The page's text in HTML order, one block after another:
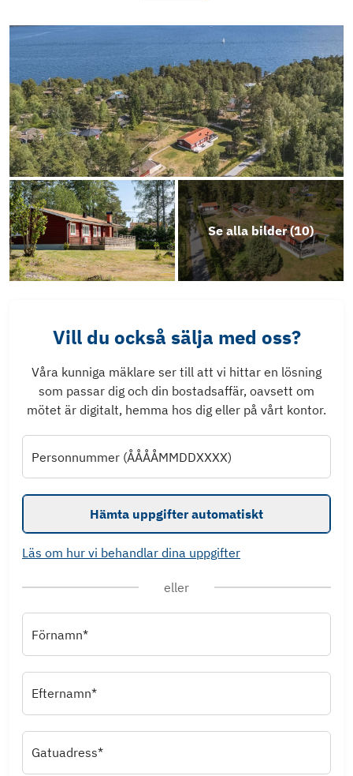
Se alla bilder (10)
Vill du också sälja med oss?
Våra kunniga mäklare ser till att vi hittar en lösning
som passar dig och din bostadsaffär, oavsett om
mötet är digitalt, hemma hos dig eller på vårt kontor.
Personnummer (ÅÅÅÅMMDDXXXX)
Hämta uppgifter automatiskt
Läs om hur vi behandlar dina uppgifter
eller
Förnamn*
Efternamn*
Gatuadress*